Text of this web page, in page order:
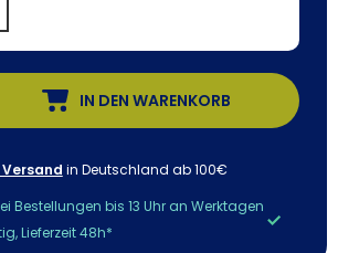
IN DEN WARENKORB
in Deutschland ab 100€
Bestellungen bis 13 Uhr an Werktagen
Lieferzeit 48h*